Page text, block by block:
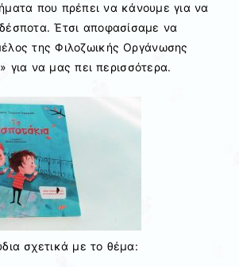
που πρέπει να κάνουμε για να
Έτσι αποφασίσαμε να
της Φιλοζωικής Οργάνωσης
για να μας πει περισσότερα.
σχετικά με το θέμα: